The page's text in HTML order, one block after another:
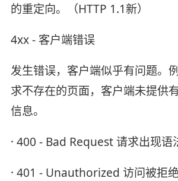
的重定向。（HTTP 1.1新）
4xx - 客户端错误
发生错误，客户端似乎有问题。
求不存在的页面，客户端未提供
信息。
· 400 - Bad Request 请求出现
· 401 - Unauthorized 访问被拒